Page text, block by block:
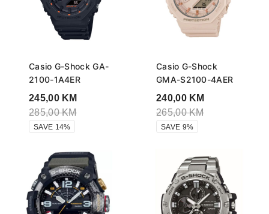
Casio G-Shock GA-
2100-1A4ER
245,00 KM
285,00KM
SAVE 14%
Casio G-Shock
GMA-S2100-4AER
240,00 KM
265,00KM
SAVE 9%